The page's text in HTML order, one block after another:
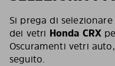
Si prega di
dei vetri Honda CRX
Oscuramenti vetri
seguito.